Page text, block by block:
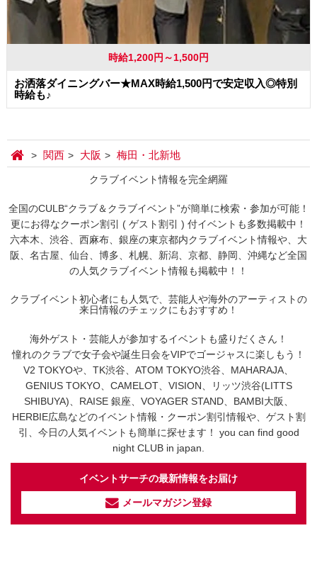
時給1,200円～1,500円
お洒落ダイニングバー★MAX時給1,500円で安定収入◎特別
時給も♪
関西 大阪 梅田・北新地
クラブイベント情報を完全網羅
全国のCULB“クラブ＆クラブイベント”が簡単に検索・参加が可能！
更にお得なクーポン割引 ( ゲスト割引 ) 付イベントも多数掲載中！
六本木、渋谷、西麻布、銀座の東京都内クラブイベント情報や、大
阪、名古屋、仙台、博多、札幌、新潟、京都、静岡、沖縄など全国
の人気クラブイベント情報も掲載中！！
クラブイベント初心者にも人気で、芸能人や海外のアーティストの
来日情報のチェックにもおすすめ！
海外ゲスト・芸能人が参加するイベントも盛りだくさん！
憧れのクラブで女子会や誕生日会をVIPでゴージャスに楽しもう！
V2 TOKYOや、TK渋谷、ATOM TOKYO渋谷、MAHARAJA、
GENIUS TOKYO、CAMELOT、VISION、リッツ渋谷(LITTS
SHIBUYA)、RAISE 銀座、VOYAGER STAND、BAMBI大阪、
HERBIE広島などのイベント情報・クーポン割引情報や、ゲスト割
引、今日の人気イベントも簡単に探せます！ you can find good
night CLUB in japan.
イベントサーチの最新情報をお届け
メールマガジン登録